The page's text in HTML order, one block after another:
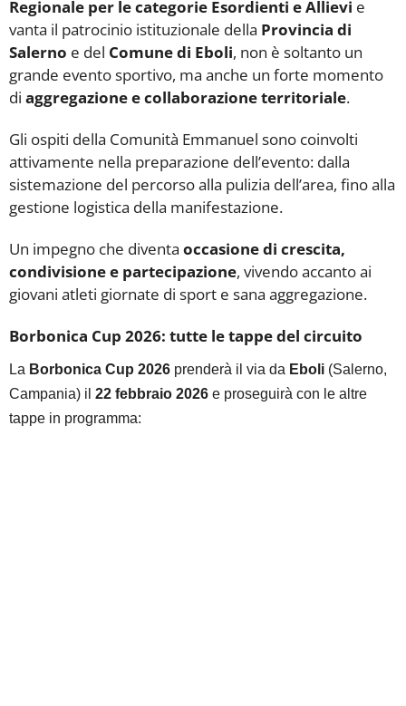
Regionale per le categorie Esordienti e Allievi e
vanta il patrocinio istituzionale della Provincia di
Salerno e del Comune di Eboli, non è soltanto un
grande evento sportivo, ma anche un forte momento
di aggregazione e collaborazione territoriale.
Gli ospiti della Comunità Emmanuel sono coinvolti
attivamente nella preparazione dell’evento: dalla
sistemazione del percorso alla pulizia dell’area, fino alla
gestione logistica della manifestazione.
Un impegno che diventa occasione di crescita,
condivisione e partecipazione, vivendo accanto ai
giovani atleti giornate di sport e sana aggregazione.
Borbonica Cup 2026: tutte le tappe del circuito
La Borbonica Cup 2026 prenderà il via da Eboli (Salerno,
Campania) il 22 febbraio 2026 e proseguirà con le altre
tappe in programma: